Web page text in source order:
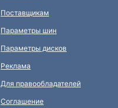
Поставщикам
Параметры шин
Параметры дисков
Реклама
Для правообладателей
Соглашение